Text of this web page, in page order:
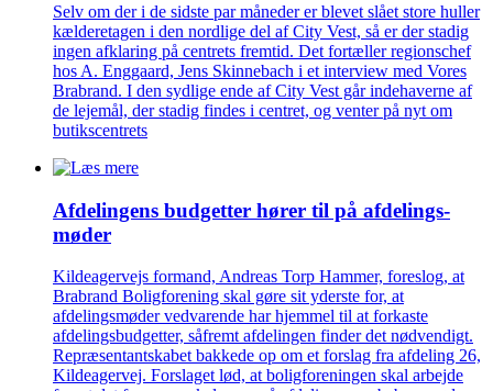
Selv om der i de sidste par måneder er blevet slået store huller
kælderetagen i den nordlige del af City Vest, så er der stadig
ingen afklaring på centrets fremtid. Det fortæller regionschef
hos A. Enggaard, Jens Skinnebach i et interview med Vores
Brabrand. I den sydlige ende af City Vest går indehaverne af
de lejemål, der stadig findes i centret, og venter på nyt om
butikscentrets
Afdelingens budgetter hører til på afdelings­
møder
Kildeagervejs formand, Andreas Torp Hammer, foreslog, at
Brabrand Boligforening skal gøre sit yderste for, at
afdelingsmøder vedvarende har hjemmel til at forkaste
afdelingsbudgetter, såfremt afdelingen finder det nødvendigt.
Repræsentantskabet bakkede op om et forslag fra afdeling 26,
Kildeagervej. Forslaget lød, at boligforeningen skal arbejde